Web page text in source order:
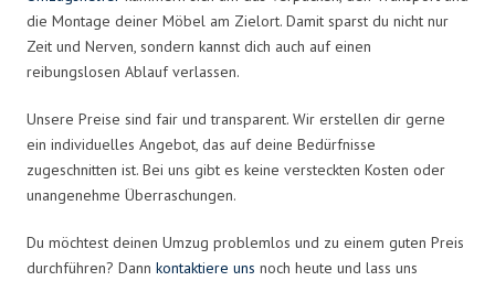
die Montage deiner Möbel am Zielort. Damit sparst du nicht nur
Zeit und Nerven, sondern kannst dich auch auf einen
reibungslosen Ablauf verlassen.
Unsere Preise sind fair und transparent. Wir erstellen dir gerne
ein individuelles Angebot, das auf deine Bedürfnisse
zugeschnitten ist. Bei uns gibt es keine versteckten Kosten oder
unangenehme Überraschungen.
Du möchtest deinen Umzug problemlos und zu einem guten Preis
durchführen? Dann kontaktiere uns noch heute und lass uns